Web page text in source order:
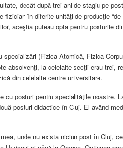
decât după trei ani de stagiu pe
fizician în diferite unităţi de producţie
aceştia puteau opta pentru posturile
specializări (Fizica Atomică, Fizica
absolvenţi, la celelalte secţii erau trei,
din celelalte centre universitare.
cu posturi pentru specialităţile noastre.
posturi didactice în Cluj. El având
unde nu exista niciun post în Cluj,